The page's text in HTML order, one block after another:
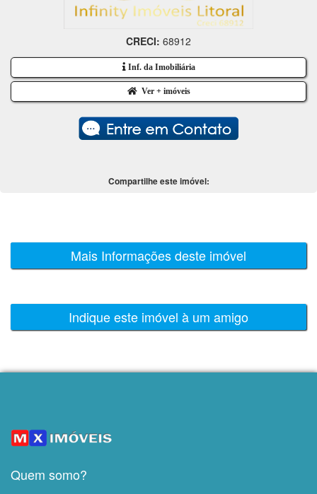
CRECI: 68912
Inf. da Imobiliária
Ver + imóveis
Compartilhe este imóvel:
Mais Informações deste imóvel
Indique este imóvel à um amigo
Quem somo?